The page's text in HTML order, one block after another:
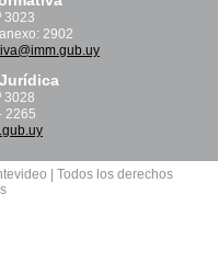
3023
2902
3028
2265
| Todos los derechos